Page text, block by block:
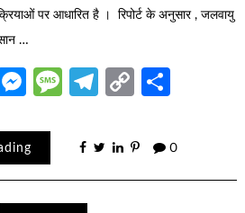
पर आधारित है । रिपोर्ट के अनुसार , जलवायु
…
Twitter
Messenger
Message
Telegram
Copy
0